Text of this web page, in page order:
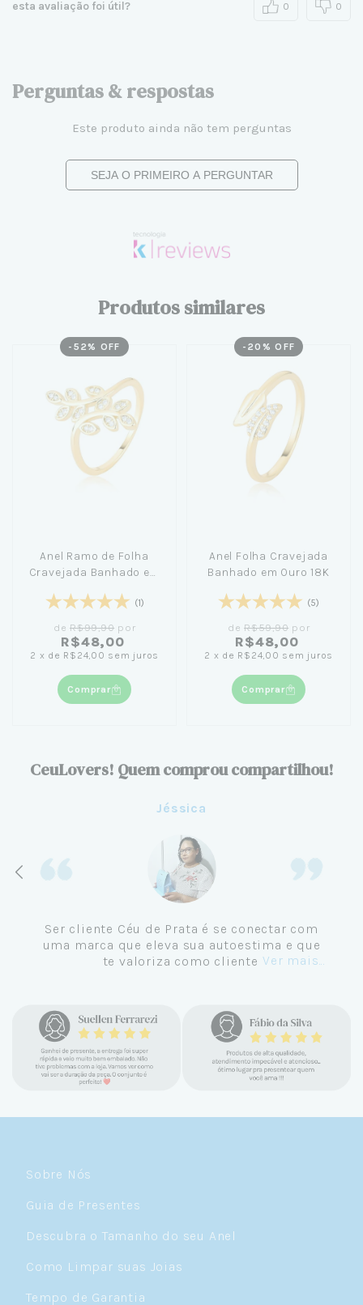
esta avaliação foi útil? 0 0
Perguntas & respostas
Este produto ainda não tem perguntas
SEJA O PRIMEIRO A PERGUNTAR
Produtos similares
- 52 % OFF
Anel Ramo de Folha
Cravejada Banhado em
(1)
de R$99,90 por
R$48,00
2 x de R$24,00 sem juros
Comprar
- 20 % OFF
Anel Folha Cravejada
Banhado em Ouro 18K
(5)
de R$59,90 por
R$48,00
2 x de R$24,00 sem juros
Comprar
CeuLovers! Quem comprou compartilhou!
cara ja gostei,
e são lindas.
pedido, tudo
incrivel e
chegou meu
sempre as joias
então compro
Ser cliente Céu de
uma marca que eleva
te valoriza
Sobre Nós
Guia de Presentes
Descubra o Tamanho do seu Anel
Como Limpar suas Joias
Tempo de Garantia